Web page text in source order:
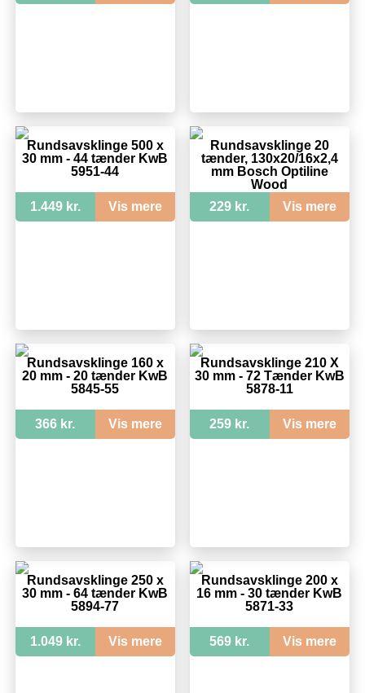
Rundsavsklinge 500 x
30 mm - 44 tænder KwB
5951-44
1.449 kr. Vis mere
Rundsavsklinge 20
tænder, 130x20/16x2,4
mm Bosch Optiline
Wood
229 kr.
Vis mere
Rundsavsklinge 160 x
20 mm - 20 tænder KwB
5845-55
366 kr. Vis mere
Rundsavsklinge 210 X
30 mm - 72 Tænder KwB
5878-11
259 kr. Vis mere
Rundsavsklinge 250 x
30 mm - 64 tænder KwB
5894-77
1.049 kr. Vis mere
Rundsavsklinge 200 x
16 mm - 30 tænder KwB
5871-33
569 kr. Vis mere